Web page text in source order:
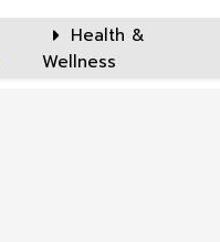
Health &
Wellness